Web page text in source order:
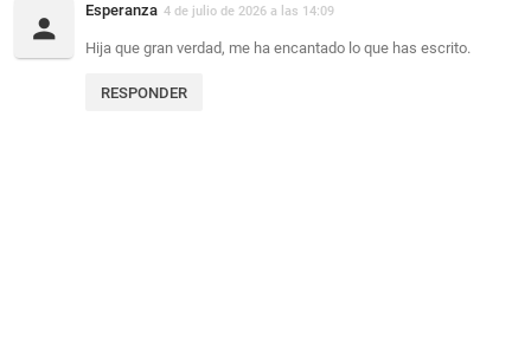
Esperanza 4 de julio de 2026 a las 14:09
Hija que gran verdad, me ha encantado lo que has escrito.
RESPONDER